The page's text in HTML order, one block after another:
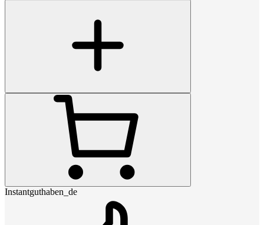
Instantguthaben_de